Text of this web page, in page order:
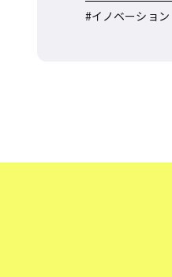
#イノベーション